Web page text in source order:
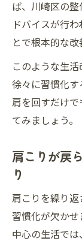
ば、川崎区の
ドバイスが行
とで根本的な改
このような生
徐々に習慣化す
肩を回すだけ
てみましょう。
肩こりが戻
り
肩こりを繰り
習慣化が欠か
中心の生活で